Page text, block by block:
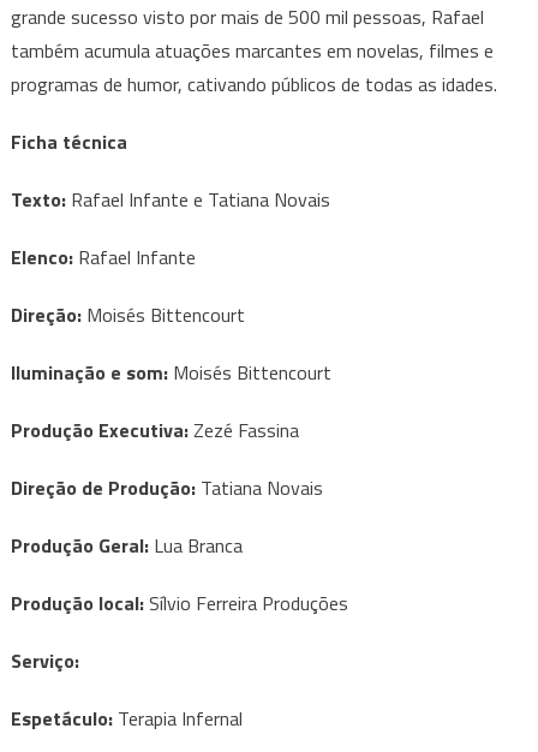
grande sucesso visto por mais de 500 mil pessoas, Rafael
também acumula atuações marcantes em novelas, filmes e
programas de humor, cativando públicos de todas as idades.
Ficha técnica
Texto:Rafael Infante e Tatiana Novais
Elenco:Rafael Infante
Direção:Moisés Bittencourt
Iluminação e som:Moisés Bittencourt
Produção Executiva:Zezé Fassina
Direção de Produção:Tatiana Novais
Produção Geral:Lua Branca
Produção local:Sílvio Ferreira Produções
Serviço:
Espetáculo:Terapia Infernal